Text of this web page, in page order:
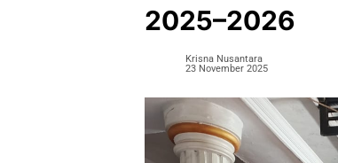
2025–2026
Krisna Nusantara
23 November 2025